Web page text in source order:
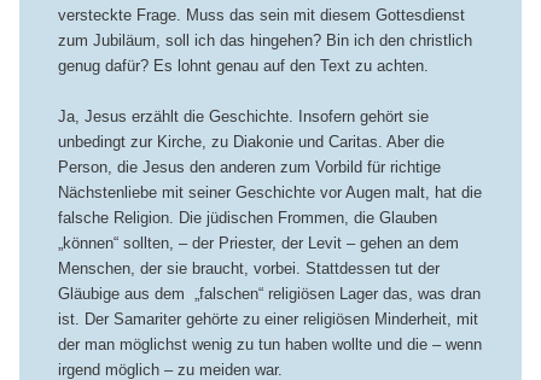
versteckte Frage. Muss das sein mit diesem Gottesdienst
zum Jubiläum, soll ich das hingehen? Bin ich den christlich
genug dafür? Es lohnt genau auf den Text zu achten.
Ja, Jesus erzählt die Geschichte. Insofern gehört sie
unbedingt zur Kirche, zu Diakonie und Caritas. Aber die
Person, die Jesus den anderen zum Vorbild für richtige
Nächstenliebe mit seiner Geschichte vor Augen malt, hat die
falsche Religion. Die jüdischen Frommen, die Glauben
„können“ sollten, – der Priester, der Levit – gehen an dem
Menschen, der sie braucht, vorbei. Stattdessen tut der
Gläubige aus dem „falschen“ religiösen Lager das, was dran
ist. Der Samariter gehörte zu einer religiösen Minderheit, mit
der man möglichst wenig zu tun haben wollte und die – wenn
irgend möglich – zu meiden war.